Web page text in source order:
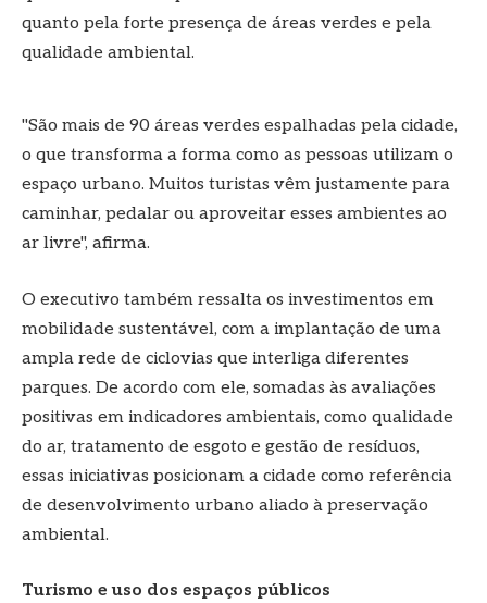
quanto pela forte presença de áreas verdes e pela
qualidade ambiental.
"São mais de 90 áreas verdes espalhadas pela cidade,
o que transforma a forma como as pessoas utilizam o
espaço urbano. Muitos turistas vêm justamente para
caminhar, pedalar ou aproveitar esses ambientes ao
ar livre", afirma.
O executivo também ressalta os investimentos em
mobilidade sustentável, com a implantação de uma
ampla rede de ciclovias que interliga diferentes
parques. De acordo com ele, somadas às avaliações
positivas em indicadores ambientais, como qualidade
do ar, tratamento de esgoto e gestão de resíduos,
essas iniciativas posicionam a cidade como referência
de desenvolvimento urbano aliado à preservação
ambiental.
Turismo e uso dos espaços públicos